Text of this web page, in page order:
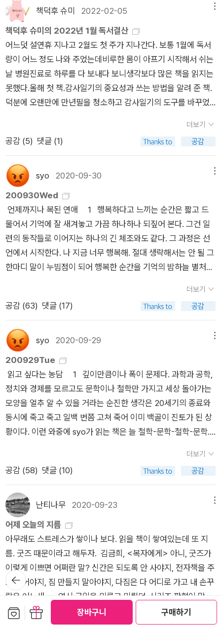
장바구니 구매하기
다. 사상나루에 내려서 보수동으로 간다. 〈피스 카인드 홈〉은 아
직 안 열었다. 〈온달서점〉과 〈대영서점〉에서 천천히 읽고 장만한
다. 〈책과 아이들〉에 책짐을 풀어놓고서 〈카프카의 밤〉으로 간다.
《이오덕 일기》에 깃든 마음과 손길이 무엇인지 짚으면서, 우리가
스스로 하루글을 여밀 적에 어떻게 빛날 만한지 들려준다. 《동화
쓰는 법》을 지난해에 읽었다. 유유 펴냄터에서 “무엇 쓰는 법”이
란 작은책을 꾸준히 내는데 어쩐지 알맹이가 없어 보인다. 무엇을
쓰든 삶·살림·사랑을 바탕으로 저마다 손수 숲빛으로 여미면 될
노릇인데, 자꾸 줄거리(소재·표현법)에 치우친다. 글감을 남다르
거나 훌륭하게 안 뽑더라도, 누구나 삶을 쓰면 넉넉할 뿐인데.ㅅ
“말꽃 짓는 책숲, 숲노래”라는 이름으로 시골인 전남 고흥에서
서재도서관·책박물관을 꾸립니다. ‘보리 국어사전’ 편집장을 맡았
고, ‘이오덕 어른 유고’를 갈무리했습니다. 《들꽃내음 따라 걷다
가 작은책집을 보았습니다》, 《우리말꽃》, 《미래세대를 위한 우리
말과 문해력》, 《쉬운 말이 평화》, 《곁말》, 《곁책》, 《새로 쓰는 말
밑 꾸러미 사전》, 《새로 쓰는 비슷한말 꾸러미 사전》, 《새로 쓰는
겹말 꾸러미 사전》, 《새로 쓰는 우리말 꾸러미 사전》, 《책숲마
실》, 《우리말 수수께끼 동시》, 《우리말 동시 사전》, 《우리말 글쓰
사전 1·2·3》 들을 썼습니다. blog.naver.com/hbooklove
책덕후 슈미 2022-02-05
책덕후 슈미의 2022년 1월 독서결산
어느덧 설연휴 지나고 2월도 첫 주가 지나간다. 보통 1월에 독서
량이 어느 정도 나와 주었는데비루한 몸이 아프기 시작해서 쉬는
날 병원진료로 하루를 다 보내다 보니생각보다 많은 책을 읽지는
못했다.올해 첫 책.감사일기의 중요성과 쓰는 방법을 알려 준 책.
덕분에 오랜만에 만년필을 청소하고 감사일기의 도구를 바꾸었
일매일 사각사각 만년필 소리 들으면서 일기는 맛! 참 좋다. 마구
잡이 장바구니에 담아 산 유유출판사의 땅콩문고.읽다 보니 모두
서 읽고 독후카드도 모두 적어서 독후활동도 마무리 했다. 유유의
땅콩문고는 작지만 결고 작지 않은 책이라 유유 책만 읽는 독서모
임을 따로 하고 싶을 정도이다. 그리고 독서모임 선정도서였떤
트렌드 코리아 2022.18년도부터 좀더 적극적으로 읽기 시작했
는데 번번히 읽고나면 참 다양한 생각이 든다. 그러면서도 읽지
않으면 뭔가 서운한...아주 오묘한 책.한 달간 책과 관련한 활동을
열심히 독서달력에 적었고총 6권 밖에 읽지는 못했지만 그 중 1
월 최고의 책으로오랜 고민 끝에 샤넬 서의 [100억 머니 시크릿]
을 선정했다.독서달력과 역행하는 1월의 독보적!쉬는 금토는 다
실패.그러나 독서달력은 아주 빵빵하게 기록이 남아 있다. 1월에
며,올해 목표한 SNS 콘텐츠도 조금씩 활동력을 지니게 했다. 2
월에는...벽돌책 깨는 독서모임도 시작했으니 매주 두꺼운 책도
꼼꼼하게 읽고 필사하기!읽는 것보다 필사하고 책을 제대로 이해
하기! 등을 목표로 열독해 보자!!
더보기
공감 (5) 댓글 (1)
syo 2020-09-30
200930Wed
언제까지나 복된 연애 1 행복하다고 느끼는 순간은 짧고 드
물어서 기억에 잘 새겨놓고 가끔 하나하나 되짚어 본다. 그건 일
련의 동작들로 이어지는 하나의 긴 체조와도 같다. 그 과정은 선
언에서 시작한다. 나 지금 너무 행복해. 절대 생략해서는 안 될 그
한마디 말이 누빔점이 되어 행복한 순간을 기억의 밤하늘 별처럼
다. 행복이라는 종합적 개념이 있어서 행복하기 위한 요건들을 계
시하는 것이 아니라, 아 이런 게 행복이구나- 하고 느끼는 개별적
조용히 누워 그 옷을 이리저리 살펴보았다. 어디 솔기가 터진 곳
은 없는지, 보풀이 보기 싫게 일어나진 않았는지, 변색되고 추레
해진 부분은 없는지, 열심히 들여다보았다. 내가 행복했던 순간
에, 나는 항상 혼자가 아니었다. 가까운 곳에, 때로는 너무 가까워
제대로 바라볼 수 없을 만큼 가까운 곳에 누군가 함께 있었다. 늘
그랬다. 2 올해부터 나라에서 ‘청년’이라는 이름을 달고 하
는 각종 지원 사업에 낄 수 없는 나이가 되었다. 국가공인 중년남
syo. 그래서 그런가, 요즘 들어 부쩍 추억 속에서 헤엄치는 것 같
다. 경로당 담당으로 일하면서 가장 많이 보고 겪은 게 어르신들
의 추억에 잠긴 눈빛과, 그 추억이 넘쳐서 결국 터져 나온 입말의
의 혼합물이었다. 설마 나도 이제 내 안에 나만의 경로당을 설치
한 것인가. 벌써……. 3 다정한 친구는 연애가 적성에 맞지 않
아 이번 생은 이제 글렀다고 말했다. 하지만 syo는 아직 아무것
도 포기하지 않았다. 나는 할 거야. 다 할 거야. syo는 폭신폭신한
침대에서 사랑하는 사람이랑 찰싹 붙어서 끌어안고 도란도란 영
화나 음악, 책 이야기하다가 쪽쪽 입 맞추다가 슬쩍슬쩍 만지다가
눈빛이 아련해졌다가 야해졌다가 장난스러워졌다가 불을 켰다가
껐다가 파스타를 먹었다가 샌드위치를 먹었다가 다시 이 모든 과
정을 처음부터 반복하다가 잠들었다가 살짝 눈 떠보면 사랑하는
사람이 잠들어 있다가 살짝 눈 뜨는, 그런 게 제일 행복했던 사람
더보기
공감 (63) 댓글 (17)
syo 2020-09-29
200929Tue
읽고 싶다는 농담 1 깊이만큼이나 폭이 문제다. 과학과 공학,
정치와 경제를 모르고도 문학이나 철학만 가지고 세상 돌아가는
모양을 얼추 알 수 있을 거라는 순진한 생각은 20세기의 종료와
동시에 죽고 죽고 일백 번쯤 고쳐 죽어 이미 백골이 진토가 된 상
황이다. 이런 와중에 syo가 읽는 책은 늘 철학-문학-철학-문학.
빠르다. 포기하면 남은 인생 그냥 배추로 살아야 될 판이다. 2
체가 평범하다는 평가가 종종 있”다고 한다. 와, 프랑스놈들 정말
못 말리겠다. 프랑스 소설이 자꾸만 어지럼증을 유발하는 데는 다
이유가 있었던 것이다. 3 엉덩이가 대체 어떤 구조로 되어
있는 건지, 방바닥에 앉아서 책을 읽으면 곧 아프다. 열 페이지를
넘기기 어렵다. 그러지 말라고 만들어 놓은 게 이거 아닌가. 이게
의자인지 의자의 형상을 한 시멘트인지 의심스러울 정도로 인체
에 비협조적이던 도서관 의자에 앉아 공부하던 시절에도, 같이 공
부하러 다니는 친구들은 아무렇지 않은데 내 엉덩이만 늘 불이 났
다. 방석은 생활 필수품. 만져보면 말랑말랑한데……. 얘는 대체
더보기
공감 (58) 댓글 (10)
난티나무 2020-09-23
어제 오늘의 지름
아무래도 스트레스가 쌓이나 보다. 읽을 책이 쌓여있는데 또 지
름. 굿즈 때문이라고 해두자. 김금희, <복자에게> 아니, 굿즈가
이렇게 이쁘면 어쩌란 말? 신간은 되도록 안 사야지, 전자책을 주
로 읽어야지, 짐 만들지 말아야지, 다짐은 다 어디로 가고 내 손꾸
락은 어느새..... 역시 구입을 미루고 미뤘던, 시리즈 판형이 맘에
들어 꼭 언젠가는 종이책으로 사겠어! 했던, <보건교사 안은영>
특별판이 나왔다. 아, 노트만 안 줬어도 더 미룰 수 있었는데. (이
더보기
뒤로가
기